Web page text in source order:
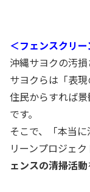
＜フェンスクリ
沖縄サヨクの汚損
サヨクらは「表
住民からすれば景
です。
そこで、「本当
リーンプロジェ
ェンスの清掃活動